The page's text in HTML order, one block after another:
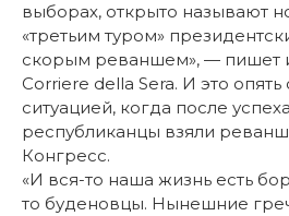
выборах, открыто называют
«третьим туром»
скорым реваншем», — пишет
Corriere della Sera. И это
ситуацией, когда после
республиканцы взяли
Конгресс.
«И вся-то наша жизнь есть
то буденовцы. Нынешние